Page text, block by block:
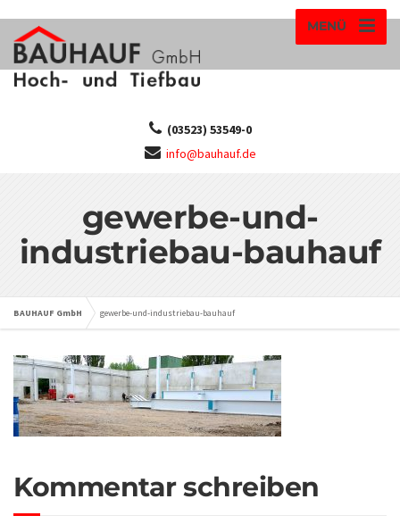
MENÜ
(03523) 53549-0
info@bauhauf.de
gewerbe-und-
industriebau-bauhauf
BAUHAUF GmbH gewerbe-und-industriebau-bauhauf
Kommentar schreiben